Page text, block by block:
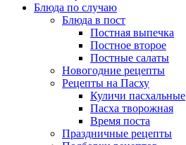
Блюда по случаю
Блюда в пост
Постная выпечка
Постное второе
Постные салаты
Новогодние рецепты
Рецепты на Пасху
Куличи пасхальные
Пасха творожная
Время поста
Праздничные рецепты